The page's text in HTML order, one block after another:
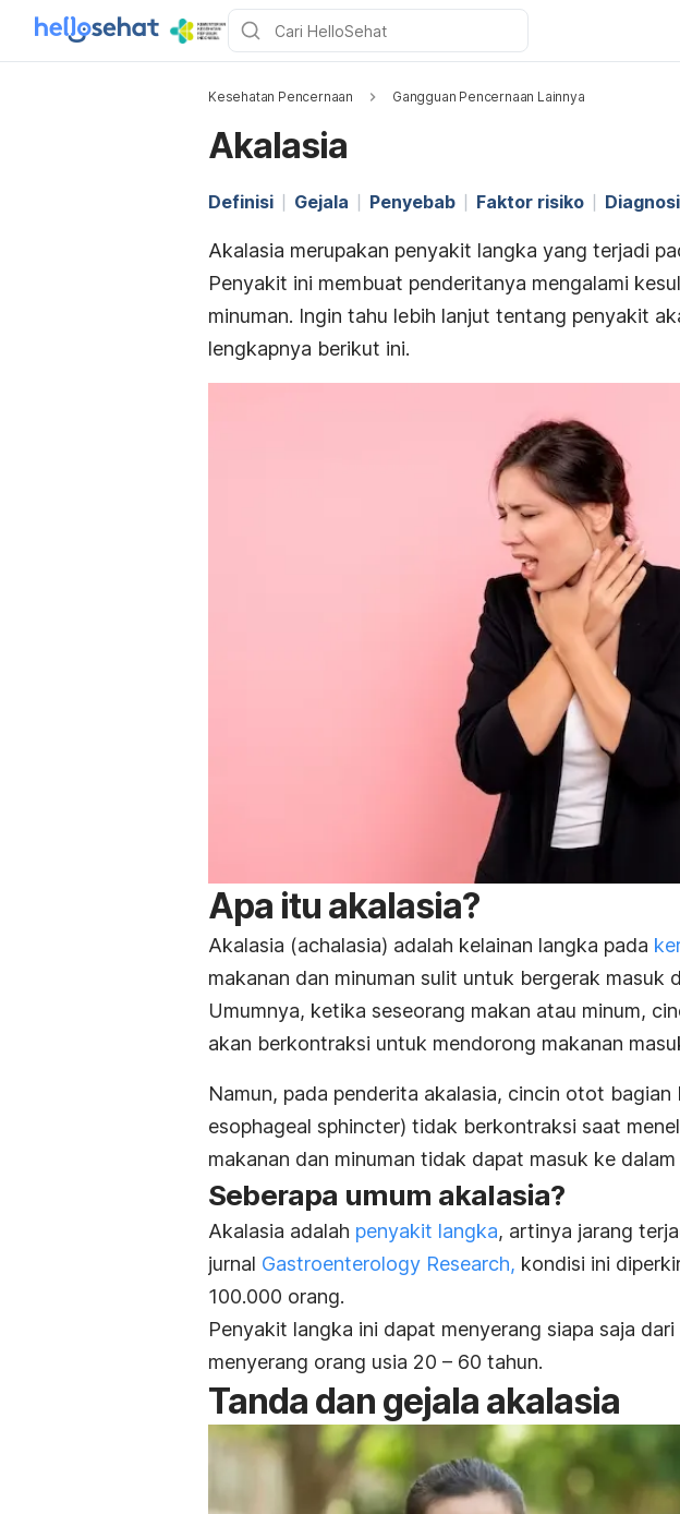
Kesehatan Pencernaan Gangguan Pencernaan Lainnya
Akalasia
Definisi Gejala Penyebab Faktor risiko
Akalasia merupakan penyakit langka yang terjadi
Penyakit ini membuat penderitanya mengalami
minuman. Ingin tahu lebih lanjut tentang penyakit
lengkapnya berikut ini.
Apa itu akalasia?
Akalasia (achalasia) adalah kelainan langka pada
makanan dan minuman sulit untuk bergerak masuk
Umumnya, ketika seseorang makan atau minum,
akan berkontraksi untuk mendorong makanan
Namun, pada penderita akalasia, cincin otot
esophageal sphincter) tidak berkontraksi saat
makanan dan minuman tidak dapat masuk ke
Seberapa umum akalasia?
Akalasia adalah penyakit langka, artinya jarang
jurnal Gastroenterology Research, kondisi ini
100.000 orang.
Penyakit langka ini dapat menyerang siapa saja
menyerang orang usia 20 – 60 tahun.
Tanda dan gejala akalasia